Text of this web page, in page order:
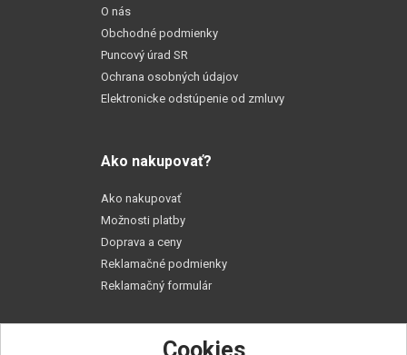
O nás
Obchodné podmienky
Puncový úrad SR
Ochrana osobných údajov
Elektronicke odstúpenie od zmluvy
Ako nakupovať?
Ako nakupovať
Možnosti platby
Doprava a ceny
Reklamačné podmienky
Reklamačný formulár
Praktické rady